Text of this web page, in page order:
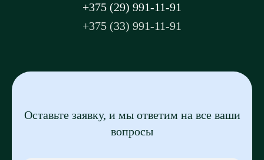
+375 (29) 991-11-91
+375 (33) 991-11-91
Оставьте заявку, и мы ответим на все ваши
вопросы